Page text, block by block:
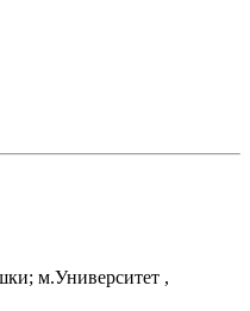
м.Университет ,